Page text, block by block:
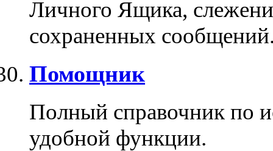
Личного Ящика,
сохраненных
Помощник
Полный справочник по
удобной функции.